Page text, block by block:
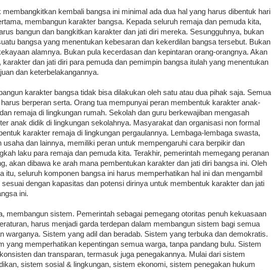
membangkitkan kembali bangsa ini minimal ada dua hal yang harus dibentuk hari
membangun karakter bangsa. Kepada seluruh remaja dan pemuda kita,
bangun dan bangkitkan karakter dan jati diri mereka. Sesungguhnya, bukan
bangsa yang menentukan kebesaran dan kekerdilan bangsa tersebut. Bukan
alamnya. Bukan pula kecerdasan dan kepintaran orang-orangnya. Akan
karakter dan jati diri para pemuda dan pemimpin bangsa itulah yang menentukan
dan keterbelakangannya.
karakter bangsa tidak bisa dilakukan oleh satu atau dua pihak saja. Semua
harus berperan serta. Orang tua mempunyai peran membentuk karakter anak-
remaja di lingkungan rumah. Sekolah dan guru berkewajiban mengasah
anak didik di lingkungan sekolahnya. Masyarakat dan organisasi non formal
karakter remaja di lingkungan pergaulannya. Lembaga-lembaga swasta,
usaha dan lainnya, memiliki peran untuk mempengaruhi cara berpikir dan
laku para remaja dan pemuda kita. Terakhir, pemerintah memegang peranan
akan dibawa ke arah mana pembentukan karakter dan jati diri bangsa ini. Oleh
itu, seluruh komponen bangsa ini harus memperhatikan hal ini dan mengambil
sesuai dengan kapasitas dan potensi dirinya untuk membentuk karakter dan jati
ini.
membangun sistem. Pemerintah sebagai pemegang otoritas penuh kekuasaan
harus menjadi garda terdepan dalam membangun sistem bagi semua
warganya. Sistem yang adil dan beradab. Sistem yang terbuka dan demokratis.
yang memperhatikan kepentingan semua warga, tanpa pandang bulu. Sistem
dan transparan, termasuk juga penegakannya. Mulai dari sistem
sistem sosial & lingkungan, sistem ekonomi, sistem penegakan hukum